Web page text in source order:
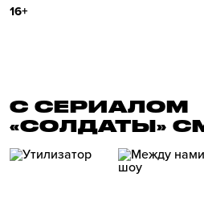
16+
С СЕРИАЛОМ
«СОЛДАТЫ»